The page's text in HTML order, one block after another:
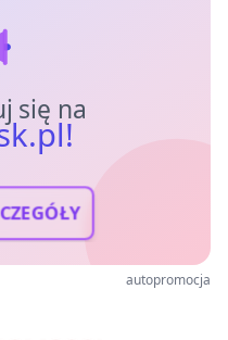
się na
autopromocja